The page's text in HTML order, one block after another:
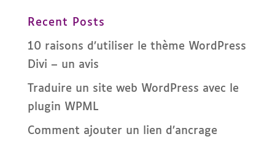
Recent Posts
10 raisons d’utiliser le thème WordPress
Divi – un avis
Traduire un site web WordPress avec le
plugin WPML
Comment ajouter un lien d’ancrage